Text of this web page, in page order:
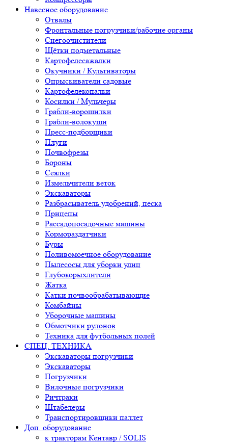
Навесное оборудование
Отвалы
Фронтальные погрузчики/рабочие органы
Снегоочистители
Щётки подметальные
Картофелесажалки
Окучники / Культиваторы
Опрыскиватели садовые
Картофелекопалки
Косилки / Мульчеры
Грабли-ворошилки
Грабли-волокуши
Пресс-подборщики
Плуги
Почвофрезы
Бороны
Сеялки
Измельчители веток
Экскаваторы
Разбрасыватель удобрений, песка
Прицепы
Рассадопосадочные машины
Кормораздатчики
Буры
Поливомоечное оборудование
Пылесосы для уборки улиц
Глубокорыхлители
Жатка
Катки почвообрабатывающие
Комбайны
Уборочные машины
Обмотчики рулонов
Техника для футбольных полей
СПЕЦ. ТЕХНИКА
Экскаваторы погрузчики
Экскаваторы
Погрузчики
Вилочные погрузчики
Ричтраки
Штабелеры
Транспортировщики паллет
Доп. оборудование
к тракторам Кентавр / SOLIS